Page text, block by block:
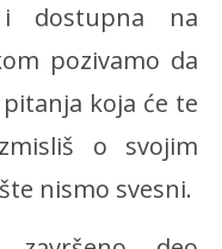
i dostupna na
pozivamo da
koja će te
o svojim
nismo svesni.